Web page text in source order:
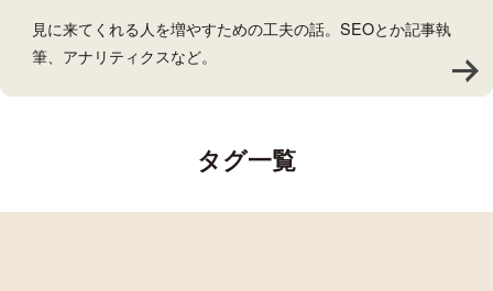
見に来てくれる人を増やすための工夫の話。SEOとか記事執
筆、アナリティクスなど。
>
タグ一覧